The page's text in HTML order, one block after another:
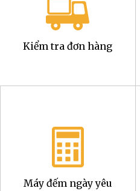
Kiểm tra đơn hàng
Máy đếm ngày yêu